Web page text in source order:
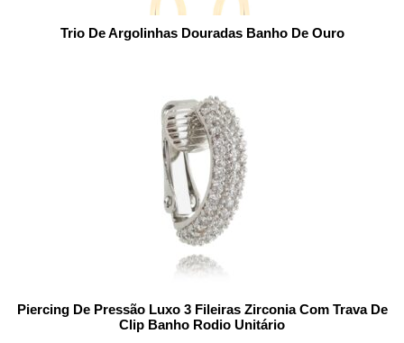
Trio De Argolinhas Douradas Banho De Ouro
Piercing De Pressão Luxo 3 Fileiras Zirconia Com Trava De
Clip Banho Rodio Unitário